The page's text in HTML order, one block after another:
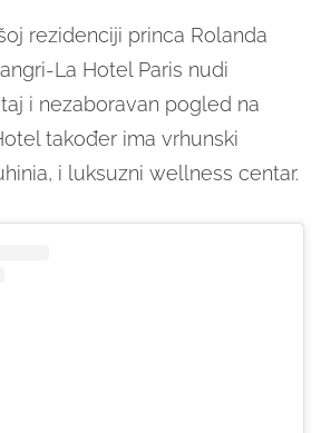
rezidenciji princa Rolanda
La Hotel Paris nudi
i nezaboravan pogled na
također ima vrhunski
i luksuzni wellness centar.